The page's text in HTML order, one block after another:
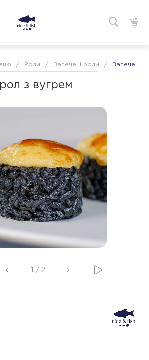
/ Роли / Запечені роли / Запечений
з вугрем
/ 2